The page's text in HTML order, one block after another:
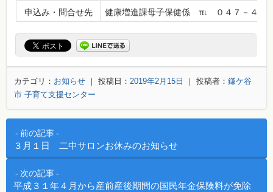
申込み・問合せ先 健康増進課母子保健係 ℡ ０４７－４４
カテゴリ： お知らせ ｜ 投稿日： 2019年2月15日 ｜ 投稿者： 鎌ケ谷
市 子育て支援センター
投稿ナビゲーション
前の記事
３月１日 二中サロンお休みのお知らせ
次の記事
平成３１年４月から産前産後期間の国民年金保険料が免除